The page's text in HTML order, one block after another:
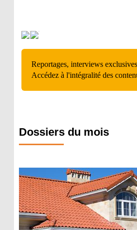
Reportages, interviews
Accédez à l'intégralité des
Dossiers du mois